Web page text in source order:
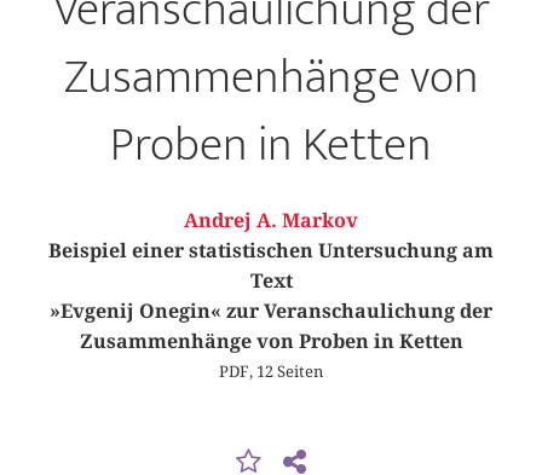
Zusammenhänge von
Proben in Ketten
Andrej A. Markov
Beispiel einer statistischen Untersuchung am
Text
»Evgenij Onegin« zur Veranschaulichung der
Zusammenhänge von Proben in Ketten
PDF, 12 Seiten